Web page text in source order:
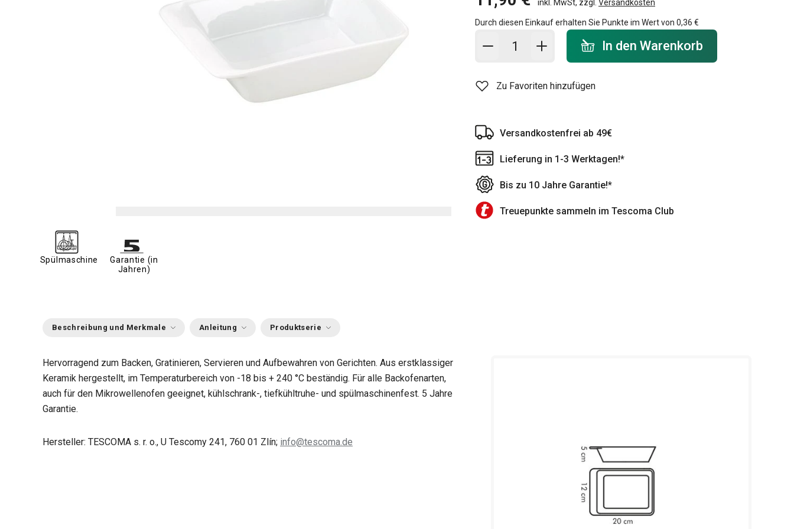
inkl. MwSt, zzgl. Versandkosten
Durch diesen Einkauf erhalten Sie Punkte im Wert von 0,36 €
In den Warenkorb - Menge
In den Warenkorb
Zu Favoriten hinzufügen
Versandkostenfrei ab 49€
Lieferung in 1-3 Werktagen!*
Bis zu 10 Jahre Garantie!*
Treuepunkte sammeln im Tescoma Club
Spülmaschine
Garantie (in
Jahren)
Beschreibung und Merkmale Anleitung Produktserie
Hervorragend zum Backen, Gratinieren, Servieren und Aufbewahren von Gerichten. Aus erstklassiger
Keramik hergestellt, im Temperaturbereich von -18 bis + 240 °C beständig. Für alle Backofenarten,
auch für den Mikrowellenofen geeignet, kühlschrank-, tiefkühltruhe- und spülmaschinenfest. 5 Jahre
Garantie.
Hersteller: TESCOMA s. r. o., U Tescomy 241, 760 01 Zlín; info@tescoma.de